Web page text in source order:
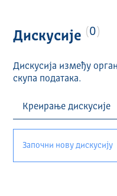
Дискусије 0
Дискусија између
скупа података.
Започни нову дискусију